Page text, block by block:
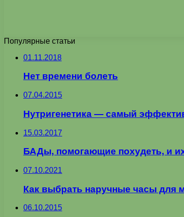
Популярные статьи
01.11.2018
Нет времени болеть
07.04.2015
Нутригенетика — самый
15.03.2017
БАДы, помогающие похудеть, и
07.10.2021
Как выбрать наручные часы для
06.10.2015